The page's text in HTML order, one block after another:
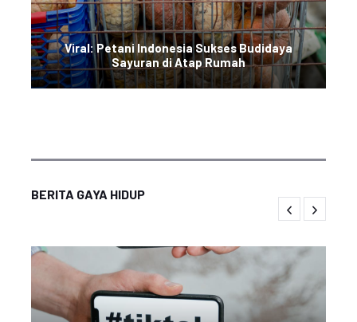
Viral: Petani Indonesia Sukses Budidaya
Sayuran di Atap Rumah
BERITA GAYA HIDUP